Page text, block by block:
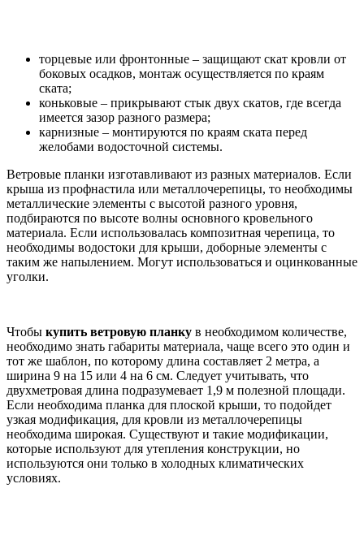
торцевые или фронтонные – защищают скат кровли от
боковых осадков, монтаж осуществляется по краям
ската;
коньковые – прикрывают стык двух скатов, где всегда
имеется зазор разного размера;
карнизные – монтируются по краям ската перед
желобами водосточной системы.
Ветровые планки изготавливают из разных материалов. Если
крыша из профнастила или металлочерепицы, то необходимы
металлические элементы с высотой разного уровня,
подбираются по высоте волны основного кровельного
материала. Если использовалась композитная черепица, то
необходимы водостоки для крыши, доборные элементы с
таким же напылением. Могут использоваться и оцинкованные
уголки.
Чтобы купить ветровую планку в необходимом количестве,
необходимо знать габариты материала, чаще всего это один и
тот же шаблон, по которому длина составляет 2 метра, а
ширина 9 на 15 или 4 на 6 см. Следует учитывать, что
двухметровая длина подразумевает 1,9 м полезной площади.
Если необходима планка для плоской крыши, то подойдет
узкая модификация, для кровли из металлочерепицы
необходима широкая. Существуют и такие модификации,
которые используют для утепления конструкции, но
используются они только в холодных климатических
условиях.